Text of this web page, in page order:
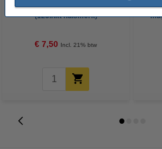
(123inkt huismerk)
€ 7,50 Incl. 21% btw